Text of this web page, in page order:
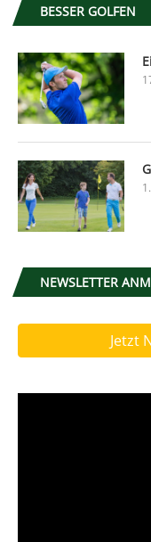
BESSER GOLFEN
NEWSLETTER
Jetzt